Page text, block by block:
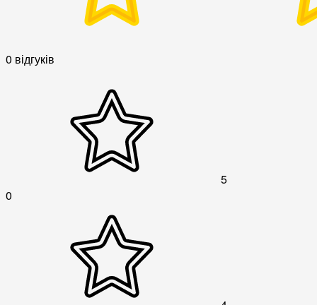
0 відгуків
5
0